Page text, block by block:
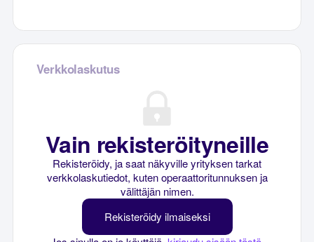
Verkkolaskutus
Vain rekisteröityneille
Rekisteröidy, ja saat näkyville yrityksen tarkat
verkkolaskutiedot, kuten operaattoritunnuksen ja
välittäjän nimen.
Rekisteröidy ilmaiseksi